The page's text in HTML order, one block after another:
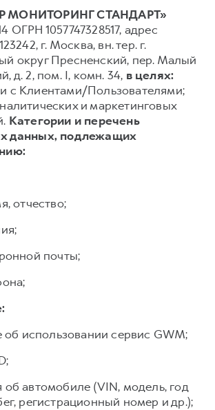
МОНИТОРИНГ СТАНДАРТ»
ОГРН 1057747328517, адрес
г. Москва, вн. тер. г.
округ Пресненский, пер. Малый
д. 2, пом. I, комн. 34, в целях:
с Клиентами/Пользователями;
и маркетинговых
Категории и перечень
данных, подлежащих
отчество;
почты;
использовании сервис GWM;
автомобиле (VIN, модель, год
регистрационный номер и др.);